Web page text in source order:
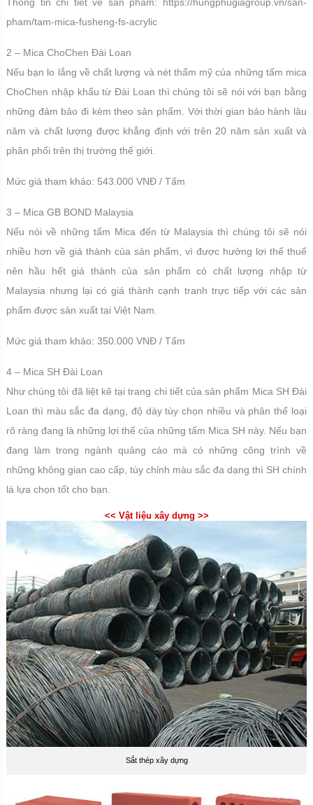
pham/tam-mica-fusheng-fs-acrylic
2 – Mica ChoChen Đài Loan
Nếu bạn lo lắng về chất lượng và nét thẩm mỹ của những tấm mica
ChoChen nhập khẩu từ Đài Loan thì chúng tôi sẽ nói với bạn bằng
những đảm bảo đi kèm theo sản phẩm. Với thời gian bảo hành lâu
năm và chất lượng được khẳng định với trên 20 năm sản xuất và
phân phối trên thị trường thế giới.
Mức giá tham khảo: 543.000 VNĐ / Tấm
3 – Mica GB BOND Malaysia
Nếu nói về những tấm Mica đến từ Malaysia thì chúng tôi sẽ nói
nhiều hơn về giá thành của sản phẩm, vì được hưởng lợi thế thuế
nên hầu hết giá thành của sản phẩm có chất lượng nhập từ
Malaysia nhưng lại có giá thành cạnh tranh trực tiếp với các sản
phẩm được sản xuất tại Việt Nam.
Mức giá tham khảo: 350.000 VNĐ / Tấm
4 – Mica SH Đài Loan
Như chúng tôi đã liệt kê tại trang chi tiết của sản phẩm Mica SH Đài
Loan thì màu sắc đa dạng, độ dày tùy chọn nhiều và phân thể loại
rõ ràng đang là những lợi thế của những tấm Mica SH này. Nếu bạn
đang làm trong ngành quảng cáo mà có những công trình về
những không gian cao cấp, tùy chỉnh màu sắc đa dạng thì SH chính
là lựa chọn tốt cho bạn.
<< Vật liệu xây dựng >>
Sắt thép xây dựng